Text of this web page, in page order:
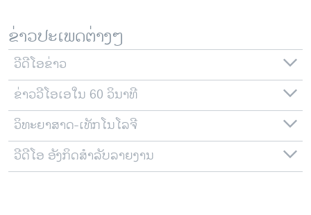
ສຽງ
ລາຍການກະຈາຍສຽງ
ຕິດຕາມພວກເຮົາ ທີ່
ພາສາຕ່າງໆ
ຂ່າວປະເພດຕ່າງໆ
ວີດີໂອຂ່າວ
ຂ່າວວີໂອເອໃນ 60 ວິນາທີ
ວິທະຍາສາດ-ເທັກໂນໂລຈີ
ວີດີໂອ ອັງກິດສຳລັບລາຍງານ